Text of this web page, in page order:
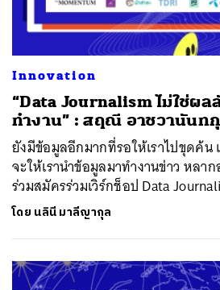
Innovation
“Data Journalism ไม่ใช่ผ
ทำงาน” : สฤณี อาชวานันท
ยังมีข้อมูลอีกมากที่รอให้เราไปขุดค้น
จะให้เรานำข้อมูลมาทำงานข่าว หลา
ร่วมสมัครร่วมเวิร์กช็อป Data
โดย นลินี มาลีญากุล